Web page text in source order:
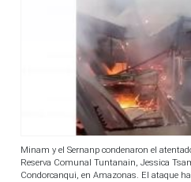
Minam y el Sernanp condenaron el
Reserva Comunal Tuntanain, Jessica
Condorcanqui, en Amazonas. El ataque